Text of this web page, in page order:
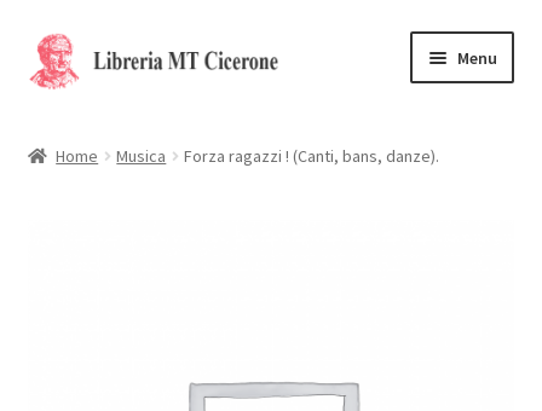
Vai
alla
Vai
al
Menu
Home Musica Forza ragazzi ! (Canti, bans, danze).